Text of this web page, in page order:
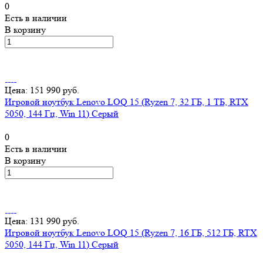
0
Есть в наличии
В корзину
Цена: 151 990 руб.
Игровой ноутбук Lenovo LOQ 15 (Ryzen 7, 32 ГБ, 1 ТБ, RTX
5050, 144 Гц, Win 11) Серый
0
Есть в наличии
В корзину
Цена: 131 990 руб.
Игровой ноутбук Lenovo LOQ 15 (Ryzen 7, 16 ГБ, 512 ГБ, RTX
5050, 144 Гц, Win 11) Серый